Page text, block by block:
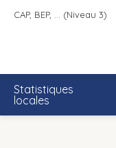
CAP, BEP, ... (Niveau 3)
Statistiques
locales